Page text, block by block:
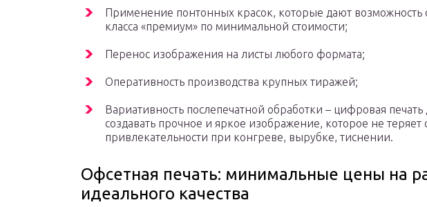
Применение понтонных красок, которые дают возможность
класса «премиум» по минимальной стоимости;
Перенос изображения на листы любого формата;
Оперативность производства крупных тиражей;
Вариативность послепечатной обработки – цифровая печать
создавать прочное и яркое изображение, которое не теряет
привлекательности при конгреве, вырубке, тиснении.
Офсетная печать: минимальные цены на
идеального качества